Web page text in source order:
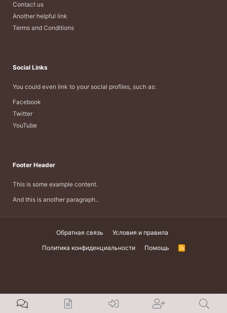
Contact us
Another helpful link
Terms and Conditions
Social Links
You could even link to your social profiles, such as:
Facebook
Twitter
YouTube
Footer Header
This is some example content.
And this is another paragraph..
Обратная связь
Условия и правила
Политика конфиденциальности
Помощь
R